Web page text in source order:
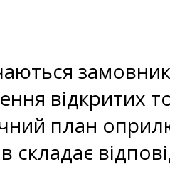
відкритих
план
складає